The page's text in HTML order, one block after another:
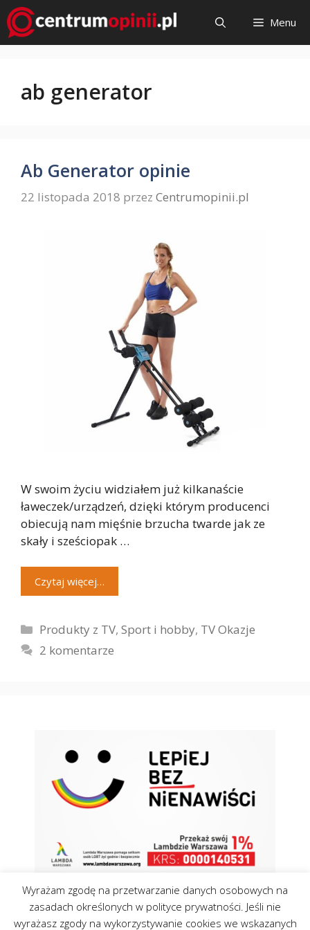
Przejdź
do
treści
Menu
ab generator
Ab Generator opinie
22 listopada 2018 przez Centrumopinii.pl
W swoim życiu widziałem już kilkanaście
ławeczek/urządzeń, dzięki którym producenci
obiecują nam mięśnie brzucha twarde jak ze
skały i sześciopak …
Czytaj więcej…
Kategorie
Produkty z TV,Sport i hobby, TV Okazje
2 komentarze
Wyrażam zgodę na przetwarzanie danych osobowych na
zasadach określonych w polityce prywatności. Jeśli nie
wyrażasz zgody na wykorzystywanie cookies we wskazanych